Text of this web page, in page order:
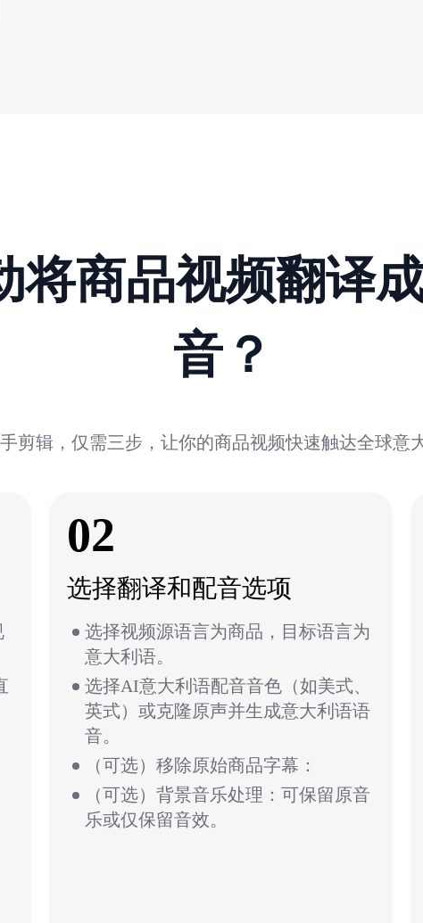
将商品视频翻译
音？
剪辑，仅需三步，让你的商品视频快速触达全球意
02
选择翻译和配音选项
选择视频源语言为商品，目标语言为
意大利语。
选择AI意大利语配音音色（如美式、
英式）或克隆原声并生成意大利语语
音。
（可选）移除原始商品字幕：
（可选）背景音乐处理：可保留原音
乐或仅保留音效。